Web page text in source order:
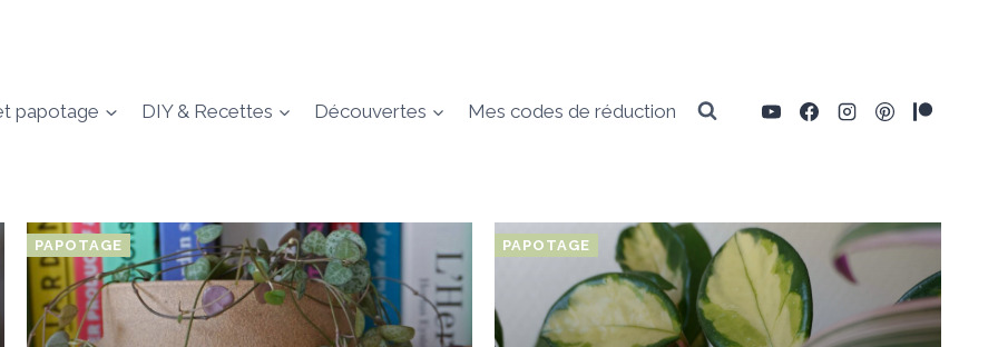
papotage DIY & Recettes Découvertes Mes codes de réduction
PAPOTAGE PAPOTAGE